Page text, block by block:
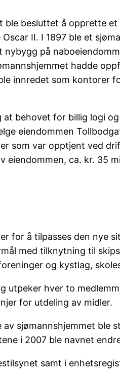
besluttet å opprette
II. I 1897 ble et
nybygg på
hadde
innredet som kontorer
behovet for billig logi
eiendommen
som var opptjent ved
eiendommen, ca. kr. 35
for å tilpasses den nye
med tilknytning til
og kystlag,
utpeker hver to
for utdeling av midler.
sjømannshjemmet ble
i 2007 ble navnet
samt i